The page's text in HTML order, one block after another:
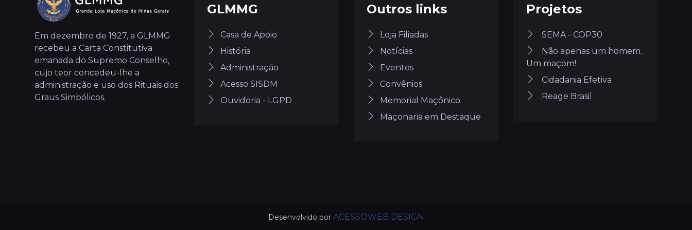
Em dezembro de 1927, a GLMMG
recebeu a Carta Constitutiva
emanada do Supremo Conselho,
cujo teor concedeu-lhe a
administração e uso dos Rituais dos
Graus Simbólicos.
GLMMG
Casa de Apoio
História
Administração
Acesso SISDM
Ouvidoria - LGPD
Outros links
Loja Filiadas
Notícias
Eventos
Convênios
Memorial Maçônico
Maçonaria em Destaque
Projetos
SEMA - COP30
Não apenas um homem.
Um maçom!
Cidadania Efetiva
Reage Brasil
Desenvolvido por ACESSOWEB DESIGN